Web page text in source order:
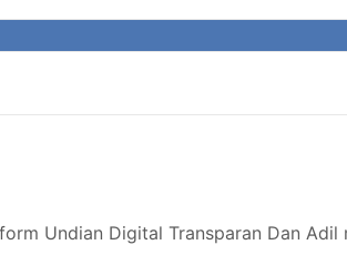
Undian Digital Transparan Dan